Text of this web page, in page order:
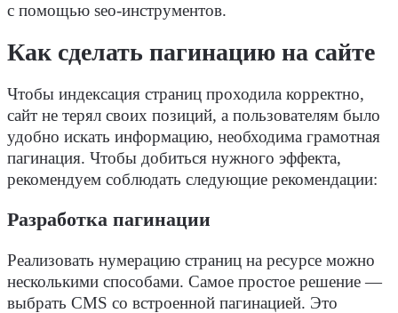
с помощью seo-инструментов.
Как сделать пагинацию на сайте
Чтобы индексация страниц проходила корректно,
сайт не терял своих позиций, а пользователям было
удобно искать информацию, необходима грамотная
пагинация. Чтобы добиться нужного эффекта,
рекомендуем соблюдать следующие рекомендации:
Разработка пагинации
Реализовать нумерацию страниц на ресурсе можно
несколькими способами. Самое простое решение —
выбрать CMS со встроенной пагинацией. Это